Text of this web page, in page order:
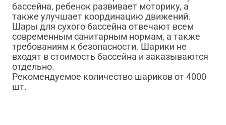
бассейна, ребенок развивает моторику, а
также улучшает координацию движений.
Шары для сухого бассейна отвечают всем
современным санитарным нормам, а также
требованиям к безопасности. Шарики не
входят в стоимость бассейна и заказываются
отдельно.
Рекомендуемое количество шариков от 4000
шт.